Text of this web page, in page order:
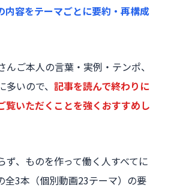
内容をテーマごとに要約・再構成
ご本人の言葉・実例・テンポ、
いので、 記事を読んで終わりに
いただくことを強くおすすめし
、ものを作って働く人すべてに
全3本（個別動画23テーマ）の要